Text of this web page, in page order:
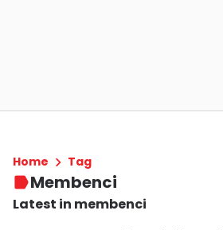
Home Tag
Membenci
Latest in membenci